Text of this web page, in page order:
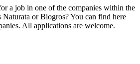
a job in one of the companies within the
or Biogros? You can find here
All applications are welcome.